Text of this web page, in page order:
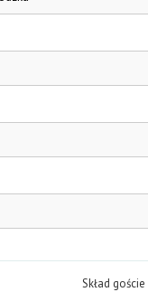
Skład goście